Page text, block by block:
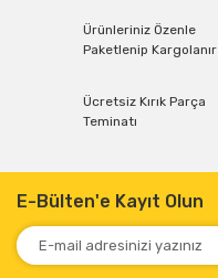
Ürünleriniz Özenle
Paketlenip Kargolanır
Ücretsiz Kırık Parça
Teminatı
E-Bülten'e Kayıt Olun